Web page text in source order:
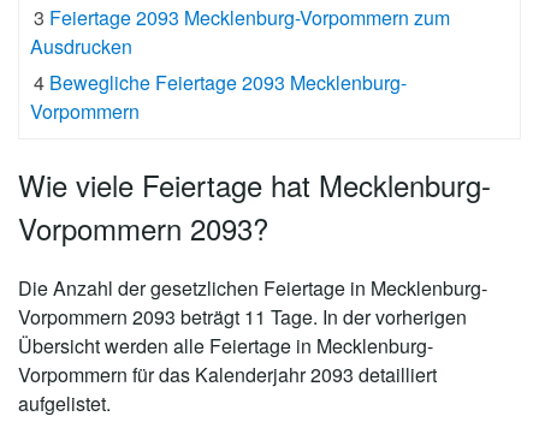
3 Feiertage 2093 Mecklenburg-Vorpommern zum
Ausdrucken
4 Bewegliche Feiertage 2093 Mecklenburg-
Vorpommern
Wie viele Feiertage hat Mecklenburg-
Vorpommern 2093?
Die Anzahl der gesetzlichen Feiertage in Mecklenburg-
Vorpommern 2093 beträgt 11 Tage. In der vorherigen
Übersicht werden alle Feiertage in Mecklenburg-
Vorpommern für das Kalenderjahr 2093 detailliert
aufgelistet.